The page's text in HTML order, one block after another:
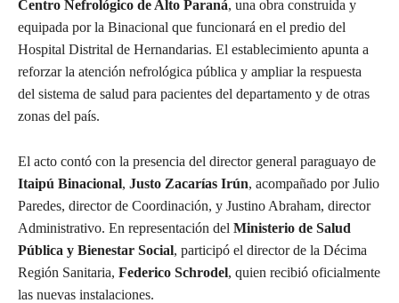
Centro Nefrológico de Alto Paraná, una obra construida y
equipada por la Binacional que funcionará en el predio del
Hospital Distrital de Hernandarias. El establecimiento apunta a
reforzar la atención nefrológica pública y ampliar la respuesta
del sistema de salud para pacientes del departamento y de otras
zonas del país.
El acto contó con la presencia del director general paraguayo de
Itaipú Binacional, Justo Zacarías Irún, acompañado por Julio
Paredes, director de Coordinación, y Justino Abraham, director
Administrativo. En representación del Ministerio de Salud
Pública y Bienestar Social, participó el director de la Décima
Región Sanitaria, Federico Schrodel, quien recibió oficialmente
las nuevas instalaciones.